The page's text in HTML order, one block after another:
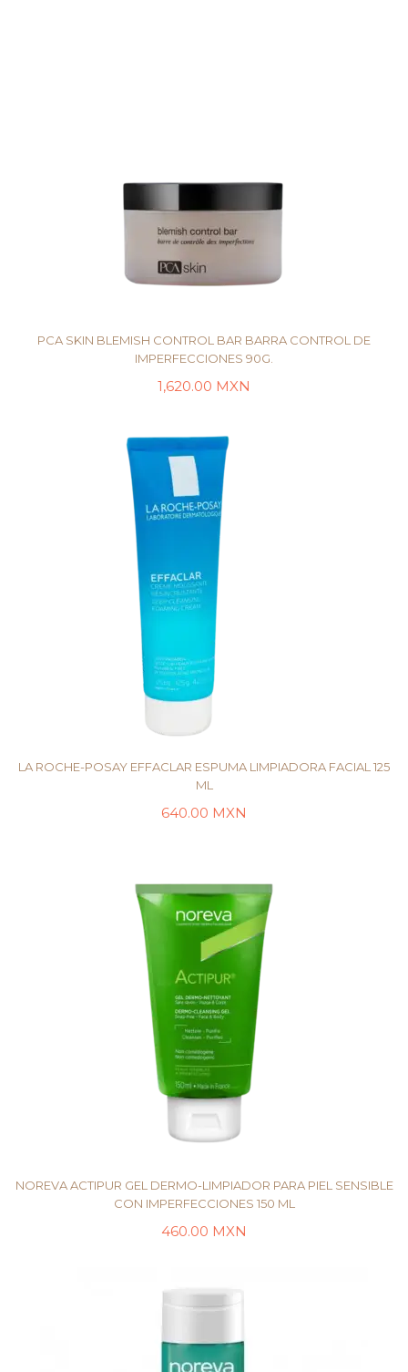
PCA SKIN BLEMISH CONTROL BAR BARRA CONTROL DE
IMPERFECCIONES 90G.
1,620.00 MXN
LA ROCHE-POSAY EFFACLAR ESPUMA LIMPIADORA FACIAL 125
ML
640.00 MXN
NOREVA ACTIPUR GEL DERMO-LIMPIADOR PARA PIEL SENSIBLE
CON IMPERFECCIONES 150 ML
460.00 MXN